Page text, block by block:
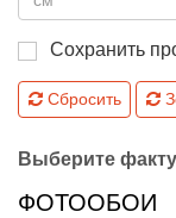
Сохранить
Сбросить
Выберите
ФОТООБОИ